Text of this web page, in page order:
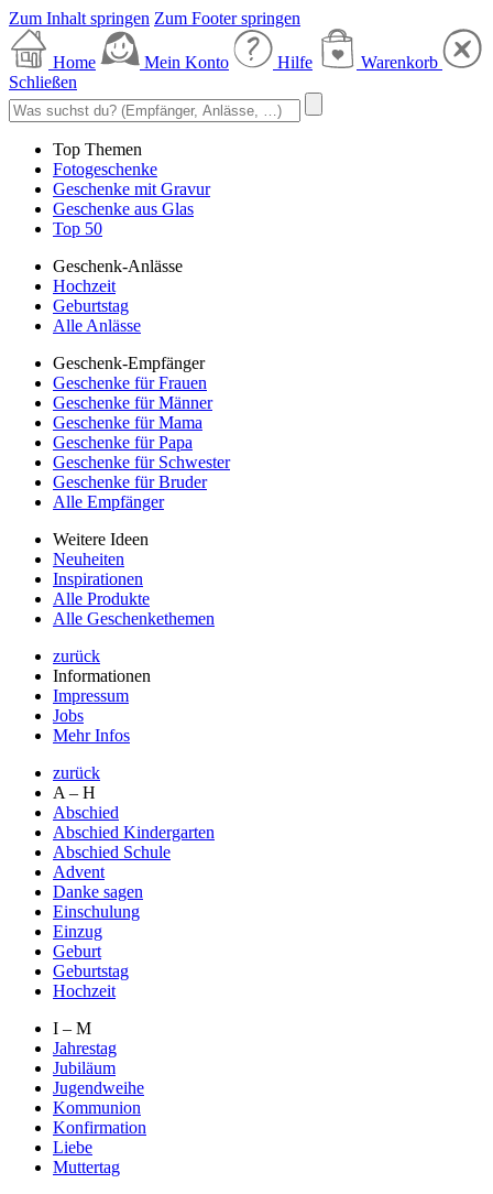
Zum Inhalt springen Zum Footer springen
Home Mein Konto Hilfe
Warenkorb
Schließen
Top Themen
Fotogeschenke
Geschenke mit Gravur
Geschenke aus Glas
Top 50
Geschenk-Anlässe
Hochzeit
Geburtstag
Alle Anlässe
Geschenk-Empfänger
Geschenke für Frauen
Geschenke für Männer
Geschenke für Mama
Geschenke für Papa
Geschenke für Schwester
Geschenke für Bruder
Alle Empfänger
Weitere Ideen
Neuheiten
Inspirationen
Alle Produkte
Alle Geschenkethemen
zurück
Informationen
Impressum
Jobs
Mehr Infos
zurück
A – H
Abschied
Abschied Kindergarten
Abschied Schule
Advent
Danke sagen
Einschulung
Einzug
Geburt
Geburtstag
Hochzeit
I – M
Jahrestag
Jubiläum
Jugendweihe
Kommunion
Konfirmation
Liebe
Muttertag